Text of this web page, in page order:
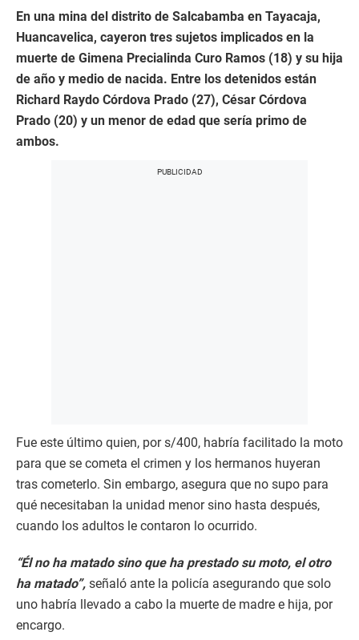
En una mina del distrito de Salcabamba en Tayacaja,
Huancavelica, cayeron tres sujetos implicados en la
muerte de Gimena Precialinda Curo Ramos (18) y su hija
de año y medio de nacida. Entre los detenidos están
Richard Raydo Córdova Prado (27), César Córdova
Prado (20) y un menor de edad que sería primo de
ambos.
Fue este último quien, por s/400, habría facilitado la moto
para que se cometa el crimen y los hermanos huyeran
tras cometerlo. Sin embargo, asegura que no supo para
qué necesitaban la unidad menor sino hasta después,
cuando los adultos le contaron lo ocurrido.
“Él no ha matado sino que ha prestado su moto, el otro
ha matado”, señaló ante la policía asegurando que solo
uno habría llevado a cabo la muerte de madre e hija, por
encargo.